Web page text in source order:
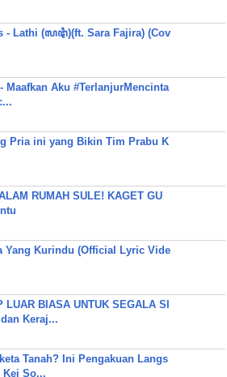
- Lathi (ꦭꦛꦶ)(ft. Sara Fajira) (Cov
Maafkan Aku #TerlanjurMencinta
Pria ini yang Bikin Tim Prabu K
RUMAH SULE! KAGET GU
Yang Kurindu (Official Lyric Vide
LUAR BIASA UNTUK SEGALA SI
Keraj...
Tanah? Ini Pengakuan Langs
So...